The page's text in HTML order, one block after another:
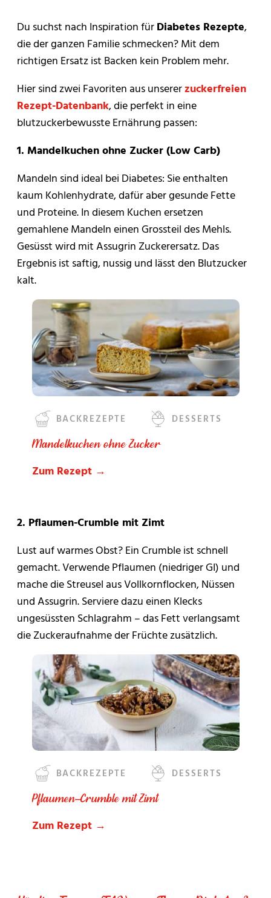
Du suchst nach Inspiration fürDiabetes Rezepte,
die der ganzen Familie schmecken? Mit dem
richtigen Ersatz ist Backen kein Problem mehr.
Hier sind zwei Favoriten aus unsererzuckerfreien
Rezept-Datenbank, die perfekt in eine
blutzuckerbewusste Ernährung passen:
1. Mandelkuchen ohne Zucker (Low Carb)
Mandeln sind ideal bei Diabetes: Sie enthalten
kaum Kohlenhydrate, dafür aber gesunde Fette
und Proteine. In diesem Kuchen ersetzen
gemahlene Mandeln einen Grossteil des Mehls.
Gesüsst wird mit Assugrin Zuckerersatz. Das
Ergebnis ist saftig, nussig und lässt den Blutzucker
kalt.
BACKREZEPTE DESSERTS
Mandelkuchen ohne Zucker
Zum Rezept →
2. Pflaumen-Crumble mit Zimt
Lust auf warmes Obst? Ein Crumble ist schnell
gemacht. Verwende Pflaumen (niedriger GI) und
mache die Streusel aus Vollkornflocken, Nüssen
und Assugrin. Serviere dazu einen Klecks
ungesüssten Schlagrahm – das Fett verlangsamt
die Zuckeraufnahme der Früchte zusätzlich.
BACKREZEPTE DESSERTS
Pflaumen-Crumble mit Zimt
Zum Rezept →